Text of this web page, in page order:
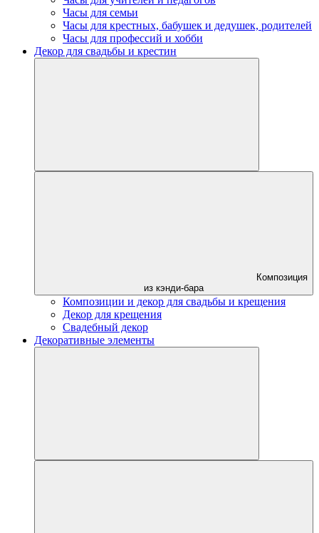
Часы для семьи
Часы для крестных, бабушек и дедушек, родителей
Часы для профессий и хобби
Декор для свадьбы и крестин
Композиция
из кэнди-бара
Композиции и декор для свадьбы и крещения
Декор для крещения
Свадебный декор
Декоративные элементы